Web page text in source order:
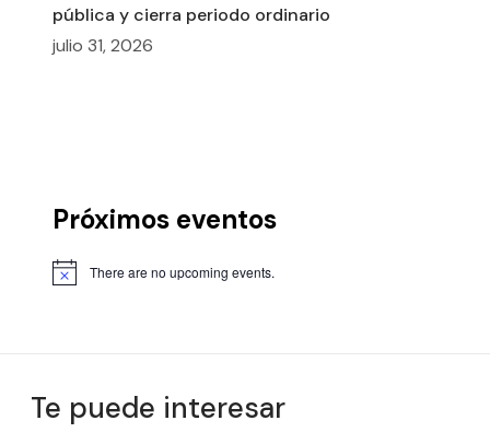
pública y cierra periodo ordinario
julio 31, 2026
Próximos eventos
There are no upcoming events.
Te puede interesar